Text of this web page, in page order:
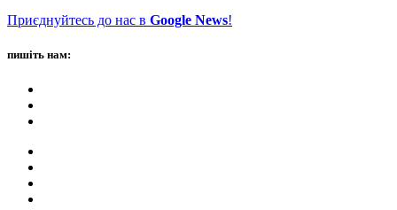
Приєднуйтесь до нас в Google News!
пишіть нам: